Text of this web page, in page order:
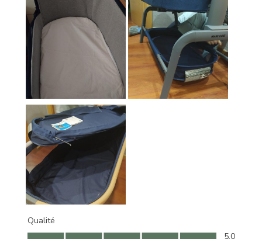
Qualité
Qualité, 5.0 sur 5
5.0